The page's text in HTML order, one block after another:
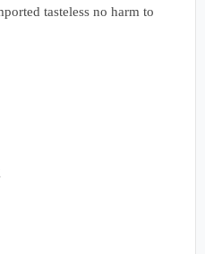
tasteless no harm to